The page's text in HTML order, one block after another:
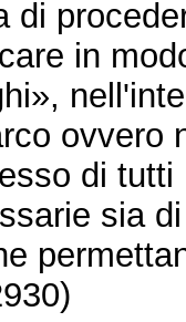
di
in
ovvero
di
sia